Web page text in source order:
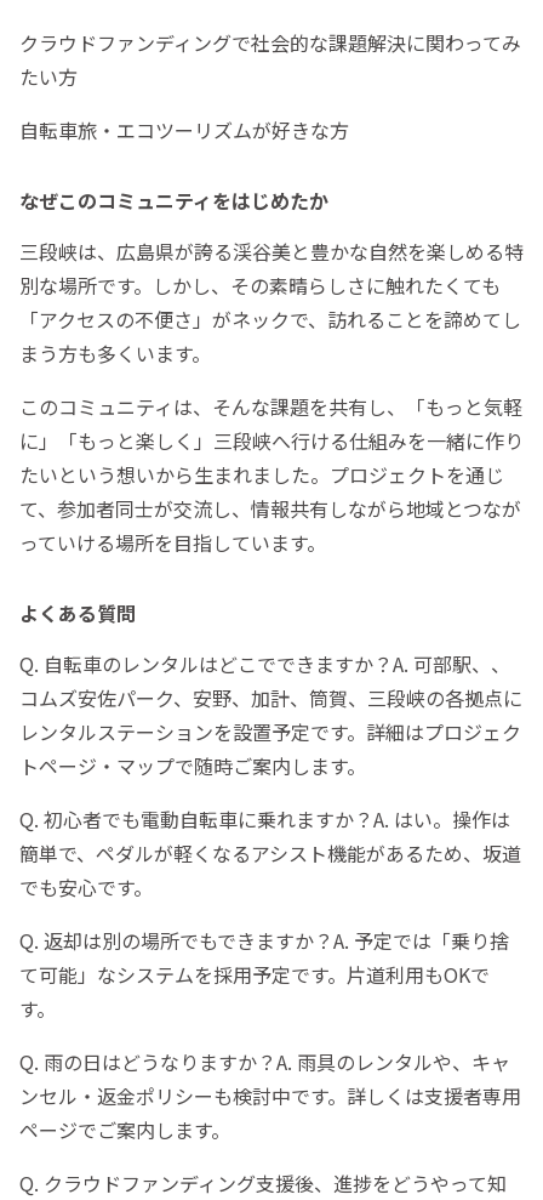
クラウドファンディングで社会的な課題解決に関わってみ
たい方
自転車旅・エコツーリズムが好きな方
なぜこのコミュニティをはじめたか
三段峡は、広島県が誇る渓谷美と豊かな自然を楽しめる特
別な場所です。しかし、その素晴らしさに触れたくても
「アクセスの不便さ」がネックで、訪れることを諦めてし
まう方も多くいます。
このコミュニティは、そんな課題を共有し、「もっと気軽
に」「もっと楽しく」三段峡へ行ける仕組みを一緒に作り
たいという想いから生まれました。プロジェクトを通じ
て、参加者同士が交流し、情報共有しながら地域とつなが
っていける場所を目指しています。
よくある質問
Q. 自転車のレンタルはどこでできますか？A. 可部駅、、
コムズ安佐パーク、安野、加計、筒賀、三段峡の各拠点に
レンタルステーションを設置予定です。詳細はプロジェク
トページ・マップで随時ご案内します。
Q. 初心者でも電動自転車に乗れますか？A. はい。操作は
簡単で、ペダルが軽くなるアシスト機能があるため、坂道
でも安心です。
Q. 返却は別の場所でもできますか？A. 予定では「乗り捨
て可能」なシステムを採用予定です。片道利用もOKで
す。
Q. 雨の日はどうなりますか？A. 雨具のレンタルや、キャ
ンセル・返金ポリシーも検討中です。詳しくは支援者専用
ページでご案内します。
Q. クラウドファンディング支援後、進捗をどうやって知